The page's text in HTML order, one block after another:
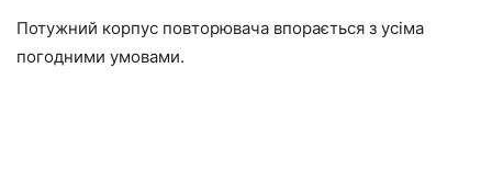
Потужний корпус повторювача впорається з усіма
погодними умовами.